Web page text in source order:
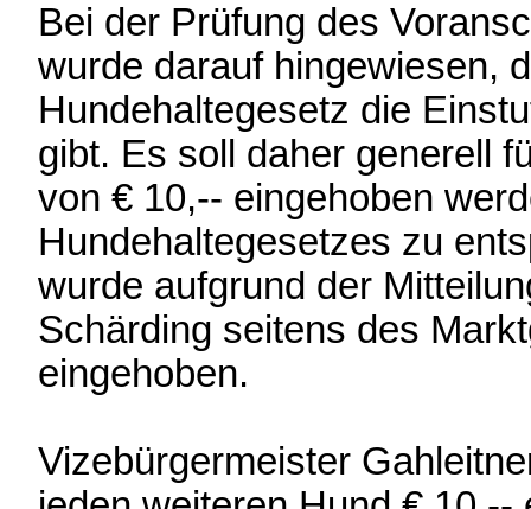
Bei der Prüfung des
wurde darauf hingewiesen,
Hundehaltegesetz die
gibt. Es soll daher generell
von € 10,-- eingehoben
Hundehaltegesetzes zu
wurde aufgrund der
Schärding seitens des
eingehoben.
Vizebürgermeister